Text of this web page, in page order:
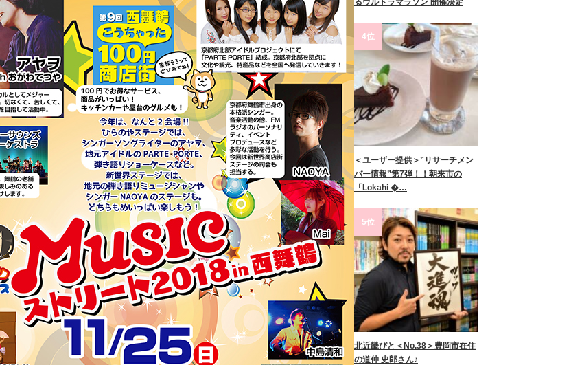
るウルトラマラソン 開催決定
4位
＜ユーザー提供＞”リサーチメン
バー情報”第7弾！！朝来市の
「Lokahi �…
5位
北近畿びと＜No.38＞豊岡市在住
の道仲 史郎さん♪